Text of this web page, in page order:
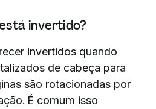
invertido?
invertidos quando
de cabeça para
são rotacionadas por
É comum isso